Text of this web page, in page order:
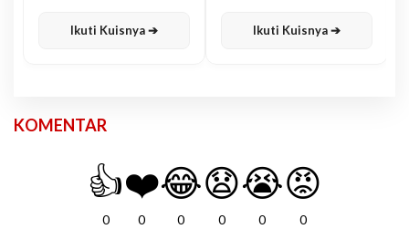
Ikuti Kuisnya ➔ Ikuti Kuisnya ➔
KOMENTAR
👍
0
❤️
0
😂
0
😧
0
😭
0
😡
0